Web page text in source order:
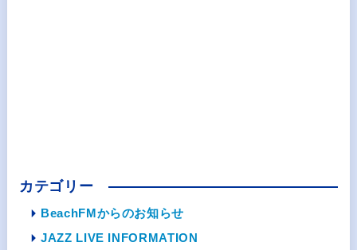
カテゴリー
BeachFMからのお知らせ
JAZZ LIVE INFORMATION